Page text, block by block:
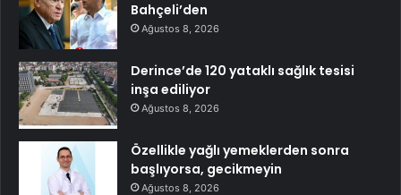
Bahçeli’den
Ağustos 8, 2026
Derince’de 120 yataklı sağlık tesisi
inşa ediliyor
Ağustos 8, 2026
Özellikle yağlı yemeklerden sonra
başlıyorsa, gecikmeyin
Ağustos 8, 2026